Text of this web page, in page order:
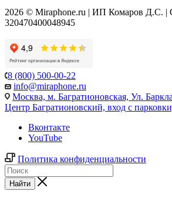
2026 © Miraphone.ru | ИП Комаров Д.С.
320470400048945
8 (800) 500-00-22
info@miraphone.ru
Москва, м. Багратионовская, Ул.
Центр Багратионовский, вход с
Вконтакте
YouTube
Политика конфиденциальности
Найти